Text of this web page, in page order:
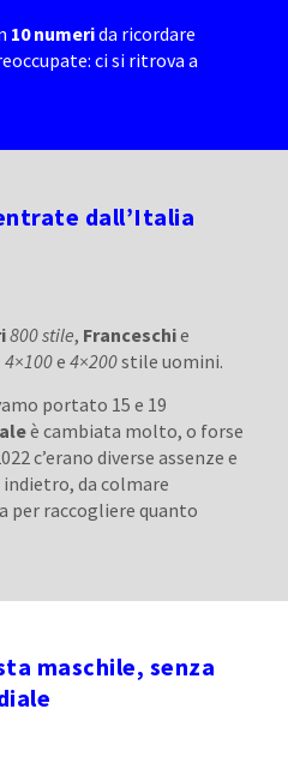
10 numerida ricordare
ci si ritrova a
dall’Italia
800 stile, Franceschie
4×100e4×200stile uomini.
portato 15 e 19
è cambiata molto, o forse
c’erano diverse assenze e
da colmare
per raccogliere quanto
maschile, senza